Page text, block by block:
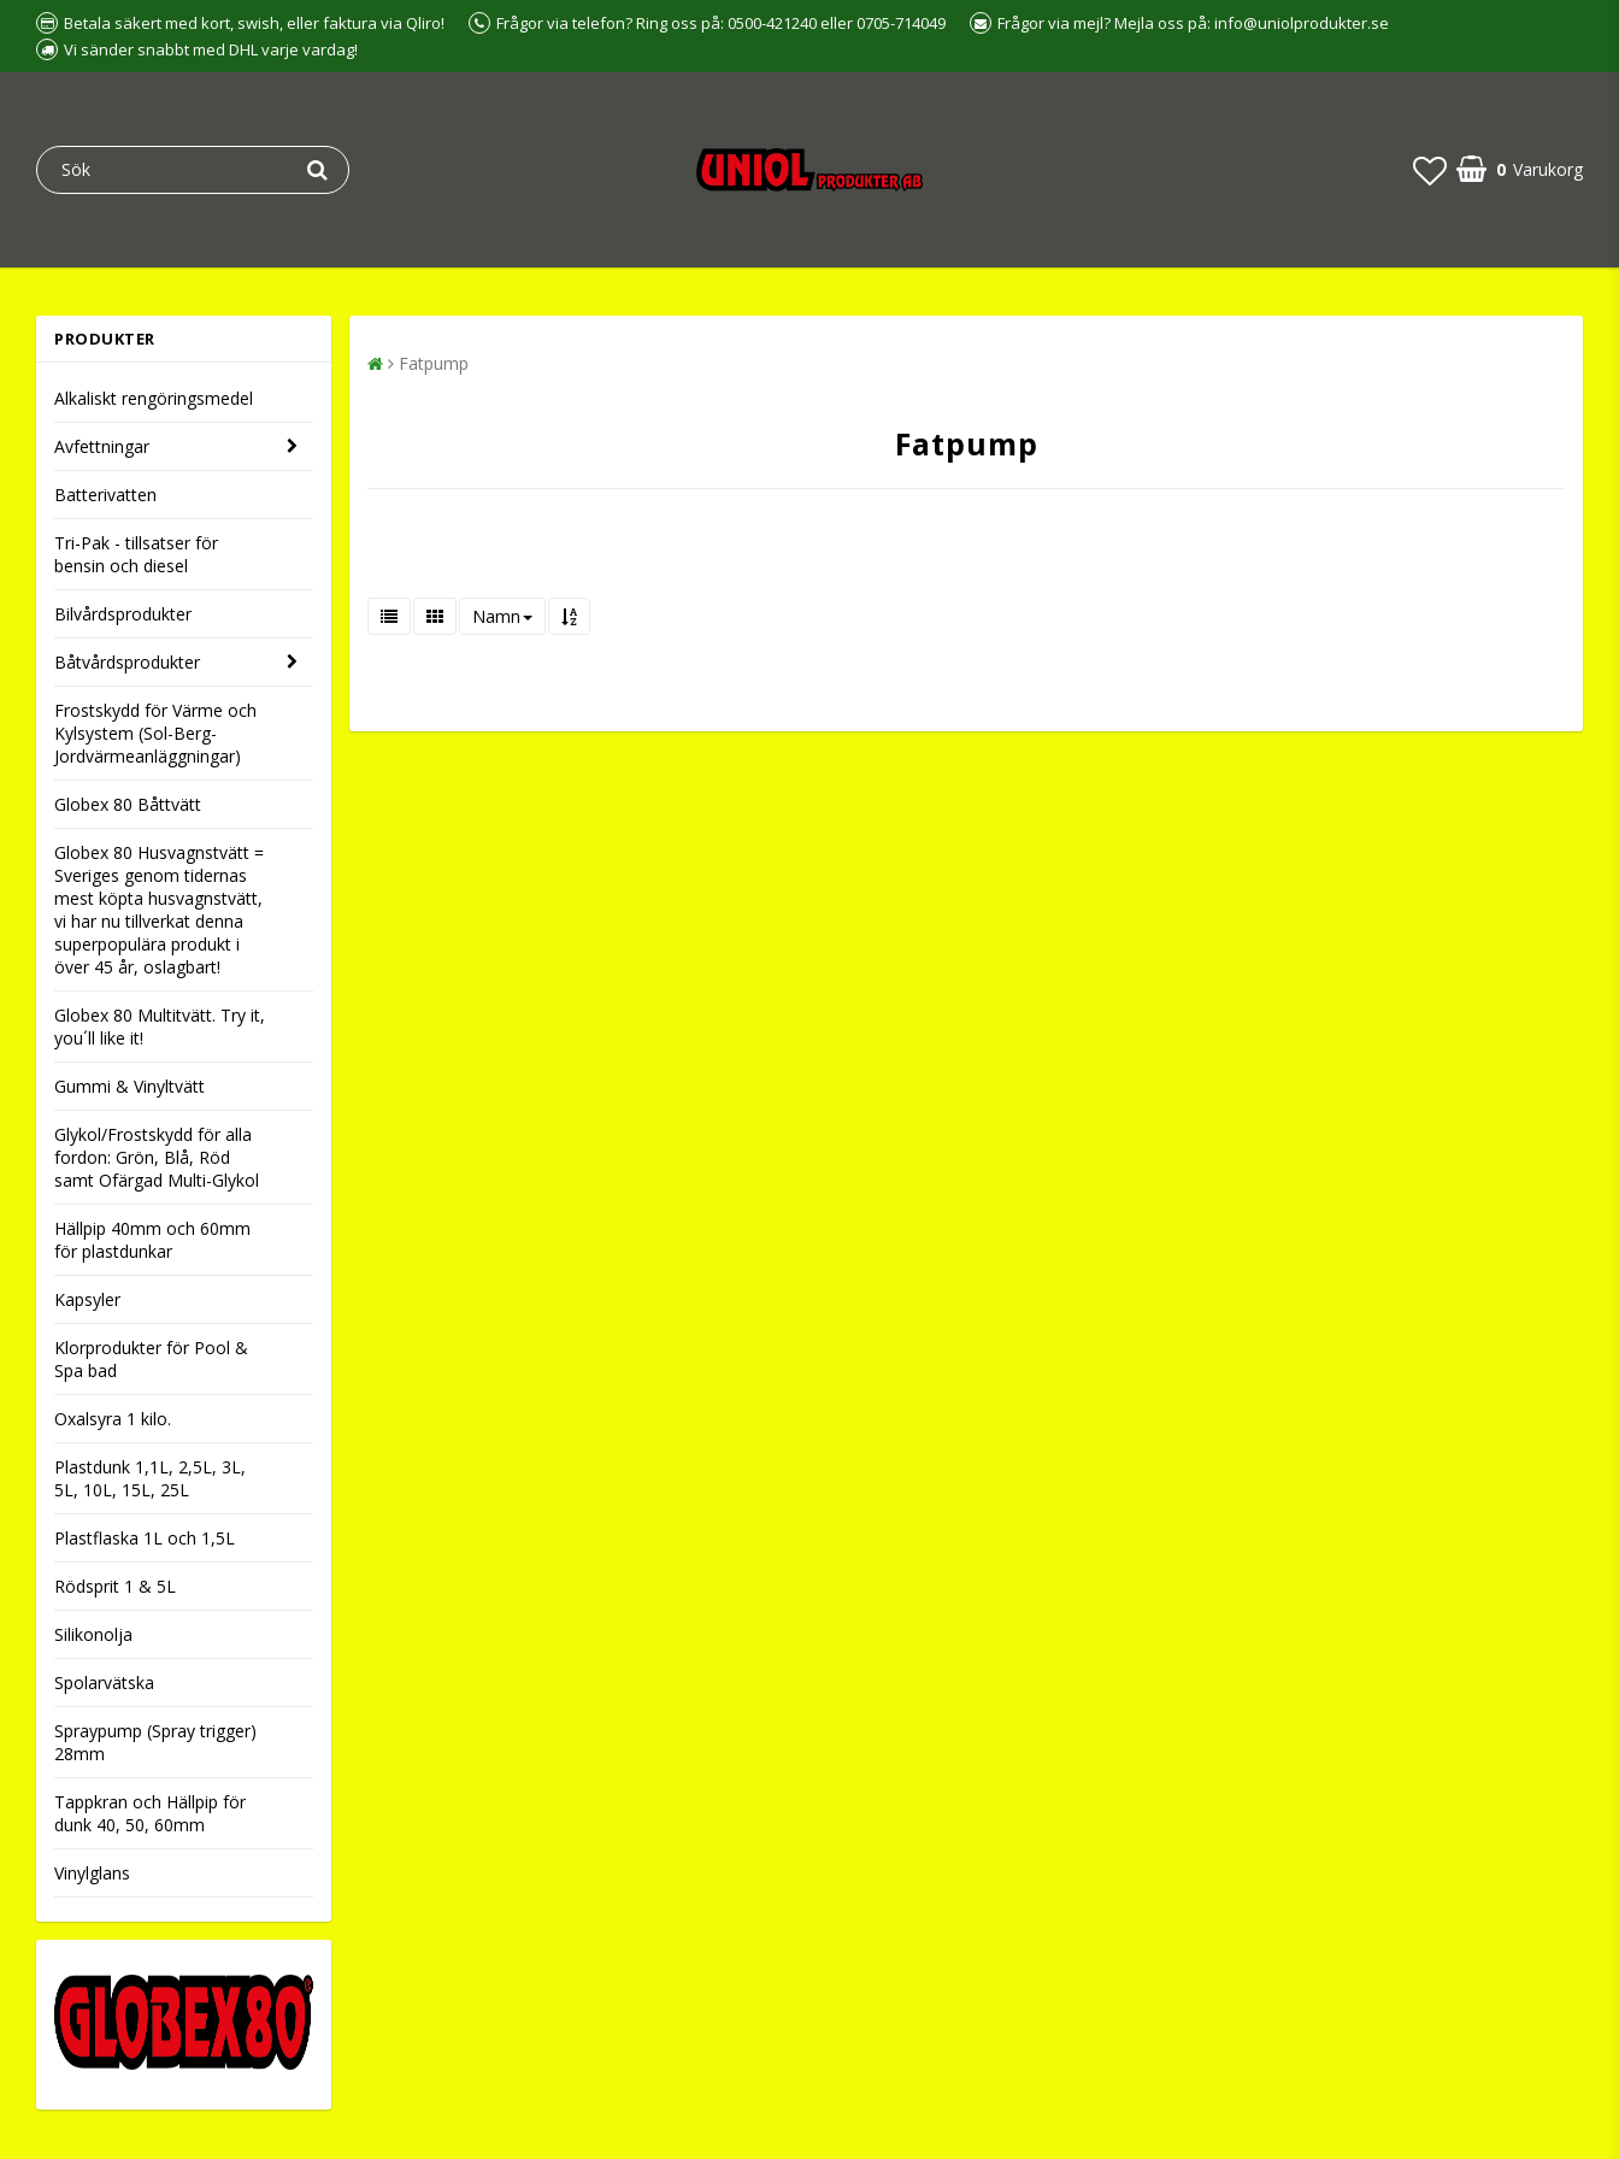
Betala säkert med kort, swish, eller faktura via Qliro! Frågor via telefon? Ring oss på: 0500-421240 eller 0705-714049
Frågor via mejl? Mejla oss på: info@uniolprodukter.se
Vi sänder snabbt med DHL varje vardag!
0 Varukorg
PRODUKTER
Alkaliskt rengöringsmedel
Avfettningar
Batterivatten
Tri-Pak - tillsatser för
bensin och diesel
Bilvårdsprodukter
Båtvårdsprodukter
Frostskydd för Värme och
Kylsystem (Sol-Berg-
Jordvärmeanläggningar)
Globex 80 Båttvätt
Globex 80 Husvagnstvätt =
Sveriges genom tidernas
mest köpta husvagnstvätt,
vi har nu tillverkat denna
superpopulära produkt i
över 45 år, oslagbart!
Globex 80 Multitvätt. Try it,
you´ll like it!
Gummi & Vinyltvätt
Glykol/Frostskydd för alla
fordon: Grön, Blå, Röd
samt Ofärgad Multi-Glykol
Hällpip 40mm och 60mm
för plastdunkar
Kapsyler
Klorprodukter för Pool &
Spa bad
Oxalsyra 1 kilo.
Plastdunk 1,1L, 2,5L, 3L,
5L, 10L, 15L, 25L
Plastflaska 1L och 1,5L
Rödsprit 1 & 5L
Silikonolja
Spolarvätska
Spraypump (Spray trigger)
28mm
Tappkran och Hällpip för
dunk 40, 50, 60mm
Vinylglans
Fatpump
Fatpump
Namn